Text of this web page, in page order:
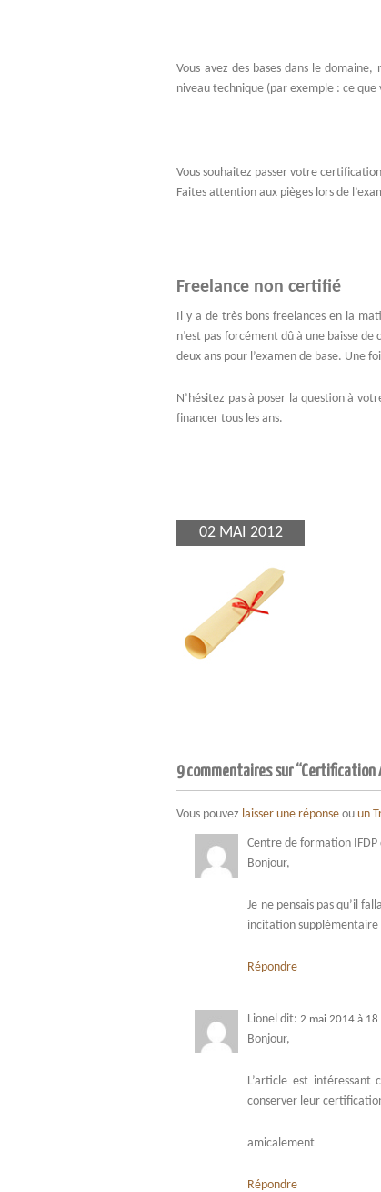
Vous avez des bases dans le
niveau technique (par exemple : ce
Vous souhaitez passer votre
Faites attention aux pièges lors de
Freelance non certifié
Il y a de très bons freelances en la
n’est pas forcément dû à une baisse
deux ans pour l’examen de base. Une
N’hésitez pas à poser la question à
financer tous les ans.
02 MAI 2012
9 commentaires sur “Certification
Vous pouvez laisser une réponse ouun
Centre de formation IFDP
Bonjour,
Je ne pensais pas qu’il
incitation supplémentaire
Répondre
Lioneldit: 2 mai 2014 à 18
Bonjour,
L’article est intéressant
conserver leur
amicalement
Répondre